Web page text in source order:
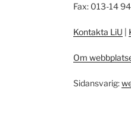
Fax: 013-14
Kontakta LiU
Om
Sidansvarig: